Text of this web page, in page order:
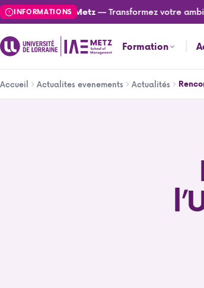
Aller
au
contenu
principal
INFORMATIONS
de l'IAE Metz— Transformez votre
Formation
d'Ariane
Accueil Actualites evenements Actualités